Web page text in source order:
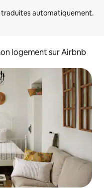
logement sur Airbnb